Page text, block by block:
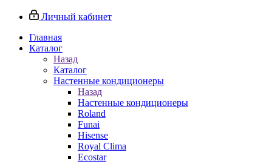
Личный кабинет
Главная
Каталог
Назад
Каталог
Настенные кондиционеры
Назад
Настенные кондиционеры
Roland
Funai
Hisense
Royal Clima
Ecostar